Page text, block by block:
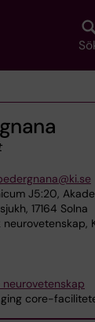
J5:20,
17164 Solna
neurovetenskap,
core-